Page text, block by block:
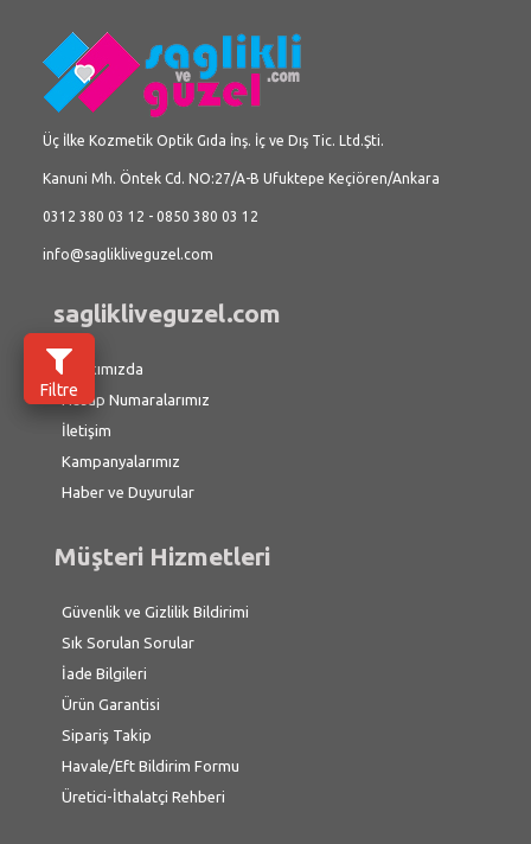
Filtre
Üç İlke Kozmetik Optik Gıda İnş. İç ve Dış Tic. Ltd.Şti.
Kanuni Mh. Öntek Cd. NO:27/A-B Ufuktepe Keçiören/Ankara
0312 380 03 12 - 0850 380 03 12
info@saglikliveguzel.com
saglikliveguzel.com
Hakkımızda
Hesap Numaralarımız
İletişim
Kampanyalarımız
Haber ve Duyurular
Müşteri Hizmetleri
Güvenlik ve Gizlilik Bildirimi
Sık Sorulan Sorular
İade Bilgileri
Ürün Garantisi
Sipariş Takip
Havale/Eft Bildirim Formu
Üretici-İthalatçi Rehberi